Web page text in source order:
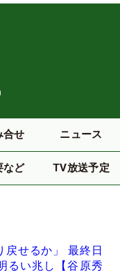
合せ ニュース
など TV放送予定
戻せるか」 最終日
るい兆し【谷原秀